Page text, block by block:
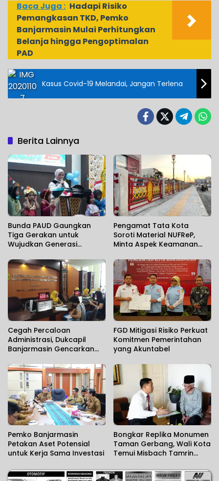
Baca Juga : Hadapi Risiko
Pemangkasan TKD, Pemko
Banjarmasin Mulai Perhitungkan
Belanja hingga Pengoptimalan
PAD
Kasus Covid-19 Melandai, Jangan Terlena
Berita Lainnya
Bunda PAUD Gaungkan
Tiga Gerakan untuk
Wujudkan Generasi
Pengamat Tata Kota
Soroti Material NUFReP,
Minta Aspek Keamanan
Maraknya Pencurian
Fasilitas Umum
Cegah Percaloan
Administrasi, Dukcapil
Banjarmasin Gencarkan
Berurusan kepada
Masyarakat
FGD Mitigasi Risiko Perkuat
Komitmen Pemerintahan
yang Akuntabel
Pemko Banjarmasin
Petakan Aset Potensial
untuk Kerja Sama Investasi
Bongkar Replika Monumen
Taman Gerbang, Wali Kota
Temui Misbach Tamrin
Maaf